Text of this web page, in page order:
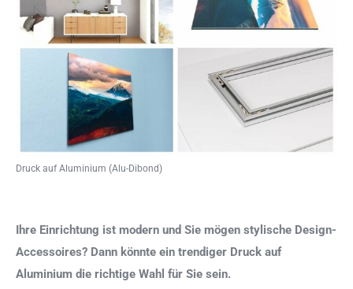
Druck auf Aluminium (Alu-Dibond)
Ihre Einrichtung ist modern und Sie mögen stylische Design-
Accessoires? Dann könnte ein trendiger Druck auf
Aluminium die richtige Wahl für Sie sein.